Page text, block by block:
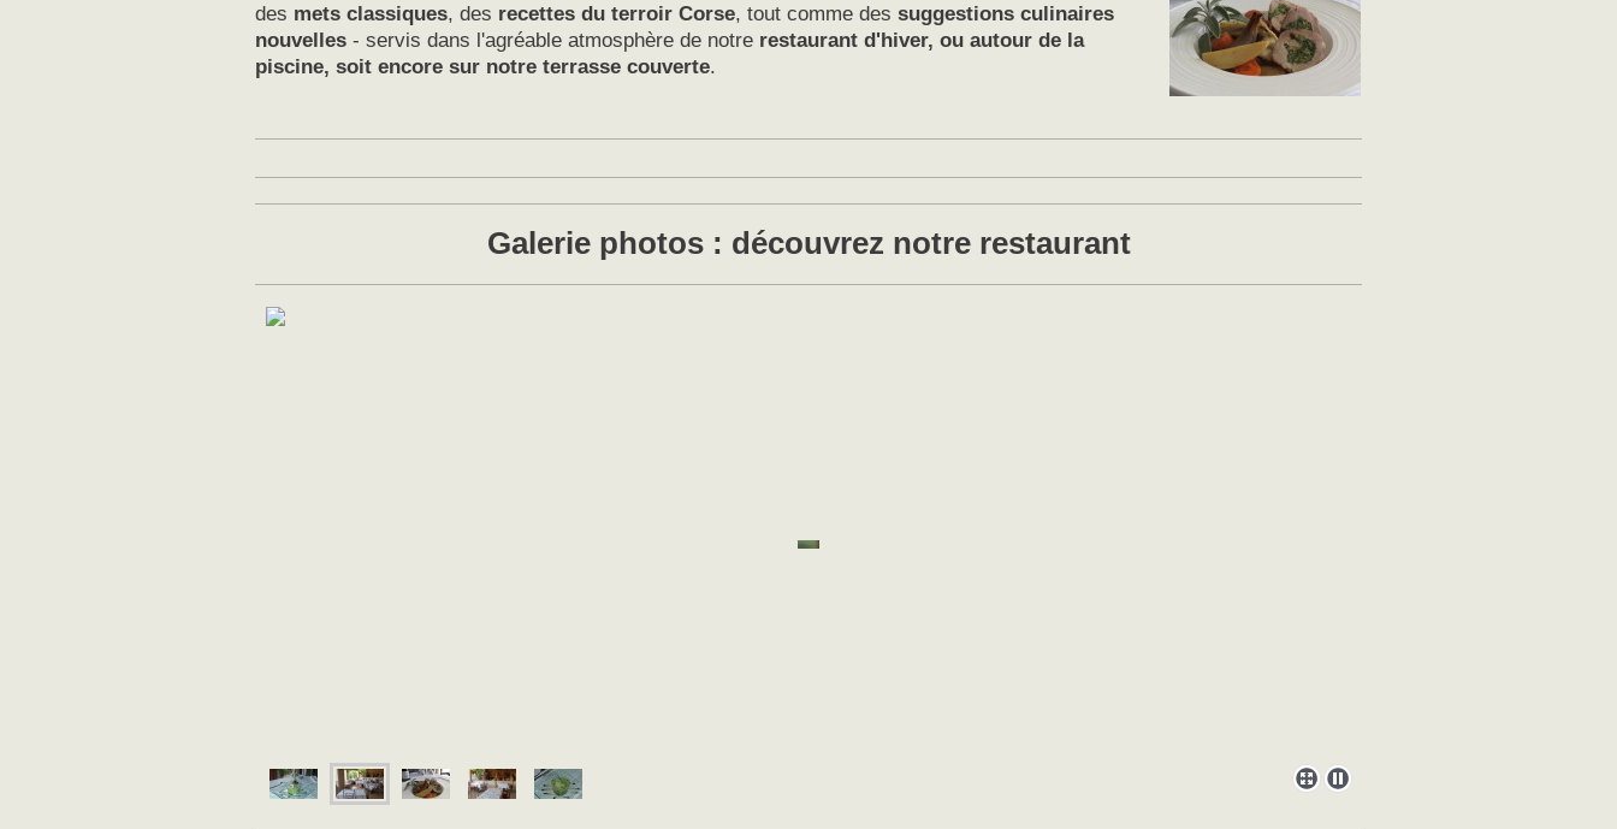
des mets classiques, des recettes du terroir Corse, tout comme des suggestions culinaires
nouvelles - servis dans l'agréable atmosphère de notre restaurant d'hiver, ou autour de la
piscine, soit encore sur notre terrasse couverte.
Galerie photos : découvrez notre restaurant